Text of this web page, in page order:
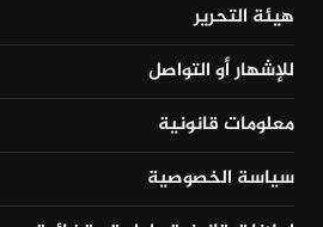
هيئة التحرير
للإشهار أو التواصل
معلومات قانونية
سياسة الخصوصية